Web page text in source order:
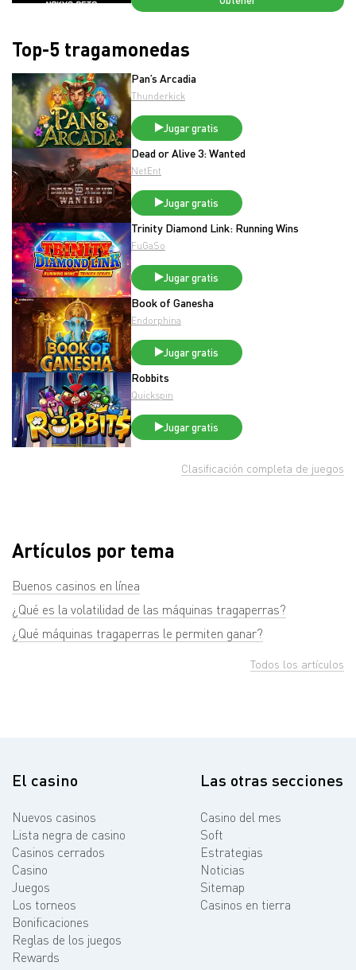
Top-5 tragamonedas
Pan’s Arcadia
Thunderkick
Jugar gratis
Dead or Alive 3: Wanted
NetEnt
Jugar gratis
Trinity Diamond Link: Running Wins
FuGaSo
Jugar gratis
Book of Ganesha
Endorphina
Jugar gratis
Robbits
Quickspin
Jugar gratis
Clasificación completa de juegos
Artículos por tema
Buenos casinos en línea
¿Qué es la volatilidad de las máquinas tragaperras?
¿Qué máquinas tragaperras le permiten ganar?
Todos los artículos
El casino
Nuevos casinos
Lista negra de casino
Casinos cerrados
Casino
Juegos
Los torneos
Bonificaciones
Reglas de los juegos
Rewards
Las otras secciones
Casino del mes
Soft
Estrategias
Noticias
Sitemap
Casinos en tierra